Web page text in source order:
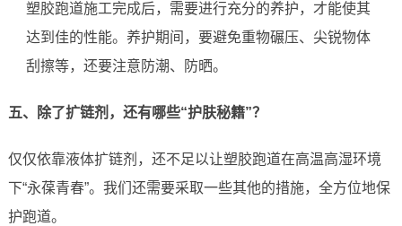
塑胶跑道施工完成后，需要进行充分的养护，才能使其
达到佳的性能。养护期间，要避免重物碾压、尖锐物体
刮擦等，还要注意防潮、防晒。
五、除了扩链剂，还有哪些“护肤秘籍”？
仅仅依靠液体扩链剂，还不足以让塑胶跑道在高温高湿环境
下“永葆青春”。我们还需要采取一些其他的措施，全方位地保
护跑道。